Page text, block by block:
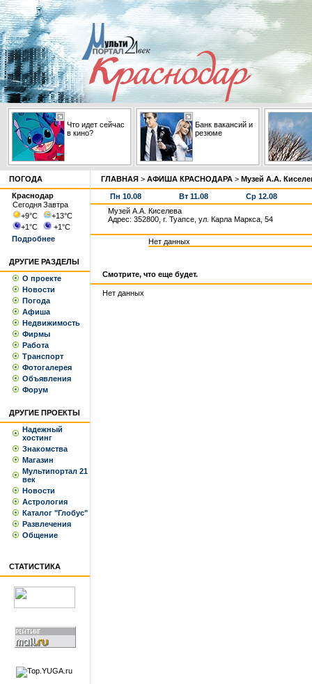
Что идет сейчас
в кино?
Банк вакансий и
резюме
ПОГОДА
Краснодар
СегодняЗавтра
+9°С +13°С
+1°С +1°С
Подробнее
ДРУГИЕ РАЗДЕЛЫ
О проекте
Новости
Погода
Афиша
Недвижимость
Фирмы
Работа
Транспорт
Фотогалерея
Объявления
Форум
ДРУГИЕ ПРОЕКТЫ
Надежный
хостинг
Знакомства
Магазин
Мультипортал 21
век
Новости
Астрология
Каталог "Глобус"
Развлечения
Общение
СТАТИСТИКА
ГЛАВНАЯ > АФИША КРАСНОДАРА > Музей А.А.
Пн 10.08 Вт 11.08
Ср 12.08
Музей А.А. Киселева
Адрес: 352800, г. Туапсе, ул. Карла Маркса, 54
Нет данных
Смотрите, что еще будет.
Нет данных